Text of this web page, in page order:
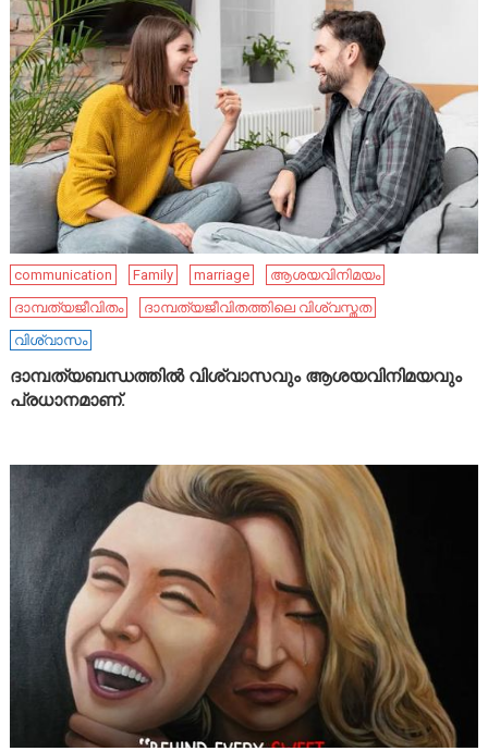
communication Family marriage
ആശയവിനിമയം
ദാമ്പത്യജീവിതം
ദാമ്പത്യജീവിതത്തിലെ വിശ്വസ്തത
വിശ്വാസം
ദാമ്പത്യബന്ധത്തിൽ വിശ്വാസവും ആശയവിനിമയവും
പ്രധാനമാണ്.